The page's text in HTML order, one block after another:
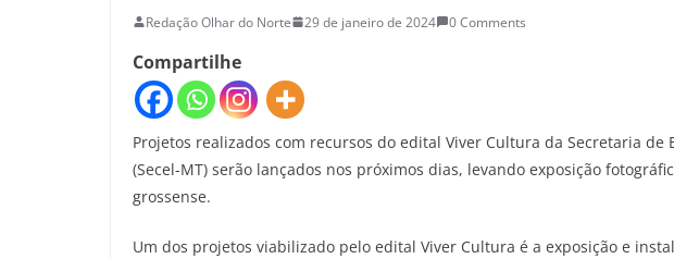
Redação Olhar do Norte 29 de janeiro de 2024 0 Comments
Compartilhe
Projetos realizados com recursos do edital Viver Cultura da Secretaria de
(Secel-MT) serão lançados nos próximos dias, levando exposição
grossense.
Um dos projetos viabilizado pelo edital Viver Cultura é a exposição e